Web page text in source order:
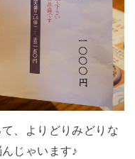
、よりどりみどりな
じゃいます♪